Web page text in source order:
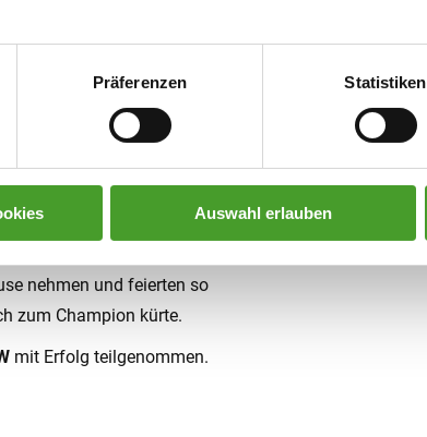
Präferenzen Statistiken
Auswahl erlauben
jährlich wechselnden
Thema ist aber auch das
Dabeisein, sich messen
die Freude über das
Erfolg. So konnten wir
nehmen und feierten so
zum Champion kürte.
mit Erfolg teilgenommen.